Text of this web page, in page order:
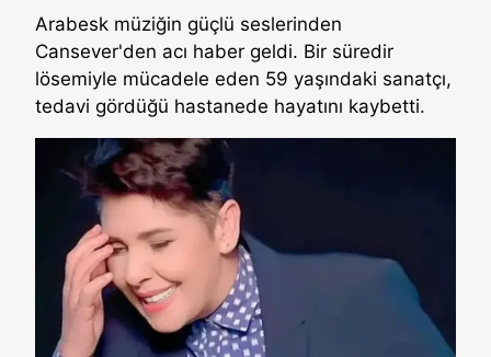
Arabesk müziğin güçlü seslerinden
Cansever'den acı haber geldi. Bir süredir
lösemiyle mücadele eden 59 yaşındaki sanatçı,
tedavi gördüğü hastanede hayatını kaybetti.